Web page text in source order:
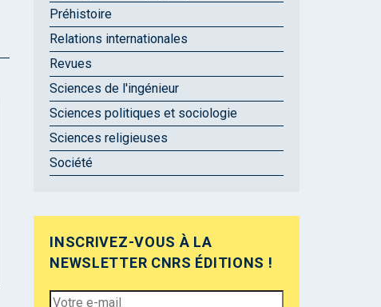
Préhistoire
Relations internationales
Revues
Sciences de l'ingénieur
Sciences politiques et sociologie
Sciences religieuses
Société
INSCRIVEZ-VOUS À LA
NEWSLETTER CNRS ÉDITIONS !